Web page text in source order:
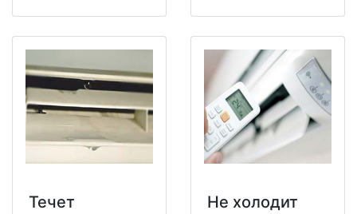
Течет Не холодит